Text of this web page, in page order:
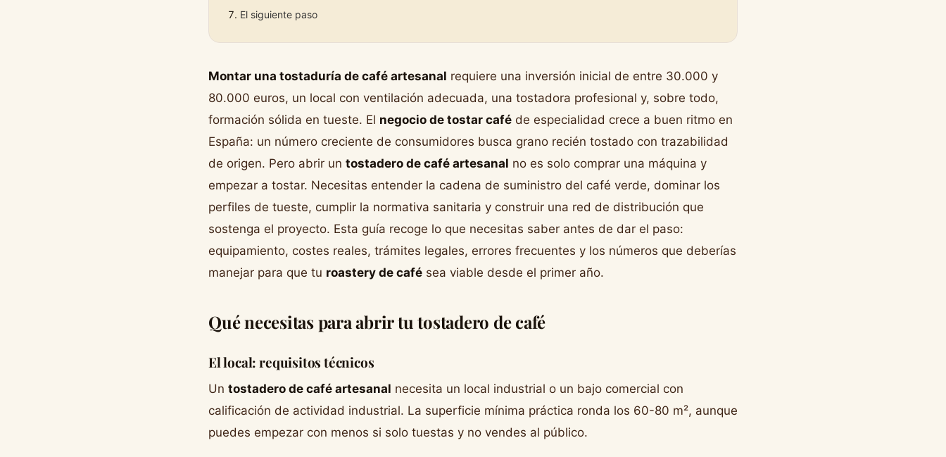
El siguiente paso
Montar una tostaduría de café artesanal requiere una inversión inicial de entre 30.000 y
80.000 euros, un local con ventilación adecuada, una tostadora profesional y, sobre todo,
formación sólida en tueste. El negocio de tostar café de especialidad crece a buen ritmo en
España: un número creciente de consumidores busca grano recién tostado con trazabilidad
de origen. Pero abrir un tostadero de café artesanal no es solo comprar una máquina y
empezar a tostar. Necesitas entender la cadena de suministro del café verde, dominar los
perfiles de tueste, cumplir la normativa sanitaria y construir una red de distribución que
sostenga el proyecto. Esta guía recoge lo que necesitas saber antes de dar el paso:
equipamiento, costes reales, trámites legales, errores frecuentes y los números que deberías
manejar para que tu roastery de café sea viable desde el primer año.
Qué necesitas para abrir tu tostadero de café
El local: requisitos técnicos
Un tostadero de café artesanal necesita un local industrial o un bajo comercial con
calificación de actividad industrial. La superficie mínima práctica ronda los 60-80 m², aunque
puedes empezar con menos si solo tuestas y no vendes al público.